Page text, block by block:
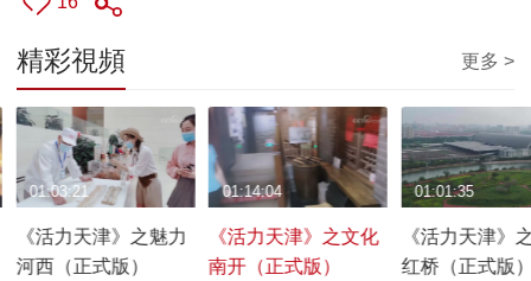
精彩視頻 更多 >
《活力天津》之魅力
河西（正式版）
01:03:21
《活力天津》之文化
南开（正式版）
01:14:04
《活力天津》
红桥（正式版
01:01:35